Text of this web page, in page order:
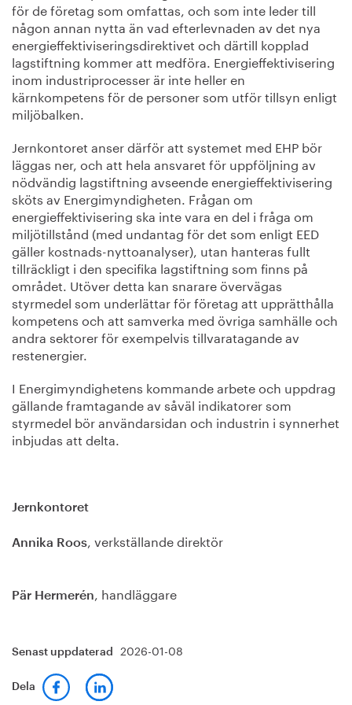
för de företag som omfattas, och som inte leder till
någon annan nytta än vad efterlevnaden av det nya
energieffektiviseringsdirektivet och därtill kopplad
lagstiftning kommer att medföra. Energieffektivisering
inom industriprocesser är inte heller en
kärnkompetens för de personer som utför tillsyn enligt
miljöbalken.
Jernkontoret anser därför att systemet med EHP bör
läggas ner, och att hela ansvaret för uppföljning av
nödvändig lagstiftning avseende energieffektivisering
sköts av Energimyndigheten. Frågan om
energieffektivisering ska inte vara en del i fråga om
miljötillstånd (med undantag för det som enligt EED
gäller kostnads-nyttoanalyser), utan hanteras fullt
tillräckligt i den specifika lagstiftning som finns på
området. Utöver detta kan snarare övervägas
styrmedel som underlättar för företag att upprätthålla
kompetens och att samverka med övriga samhälle och
andra sektorer för exempelvis tillvaratagande av
restenergier.
I Energimyndighetens kommande arbete och uppdrag
gällande framtagande av såväl indikatorer som
styrmedel bör användarsidan och industrin i synnerhet
inbjudas att delta.
Jernkontoret
Annika Roos , verkställande direktör
Pär Hermerén , handläggare
Senast uppdaterad 2026-01-08
Dela